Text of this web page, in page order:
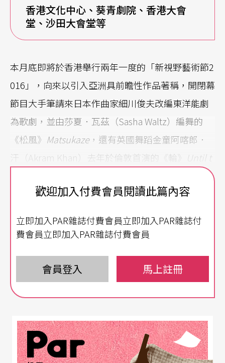
香港文化中心、葵青劇院、香港大會
堂、沙田大會堂等
本月底即將於香港舉行兩年一度的「新視野藝術節2
016」，向來以引入亞洲具前瞻性作品著稱，開閉幕
節目大手筆請來日本作曲家細川俊夫改編東洋能劇
為歌劇，並由莎夏．瓦茲（Sasha Waltz）編舞的
《松風》 Matsukaze，還有英國舞蹈金童阿喀郎．
汗（Akram Khan）去年於倫敦首演的《輪》
Until t
各地舞迷前往朝聖。
此外，首演節目也不少，除了有中國當代最具影響
力的導演李六乙翻轉希臘經典首度跨足喜劇的《被
縛的普羅米修斯》、進念．二十面體電子音樂影像
劇場《維根斯坦》外，藝術節還饒富趣味地另外整
合了「跨媒體藝術類」節目，如香港作曲家、媒體
場《一零》，擅長統合聲響、視覺的極簡主義電子
樂大師池田亮司 superposition，及區雪兒、馮穎琪
歡迎加入付費會員閱讀此篇內容
立即加入PAR雜誌付費會員立即加入PAR雜誌付
費會員立即加入PAR雜誌付費會員
會員登入 馬上註冊